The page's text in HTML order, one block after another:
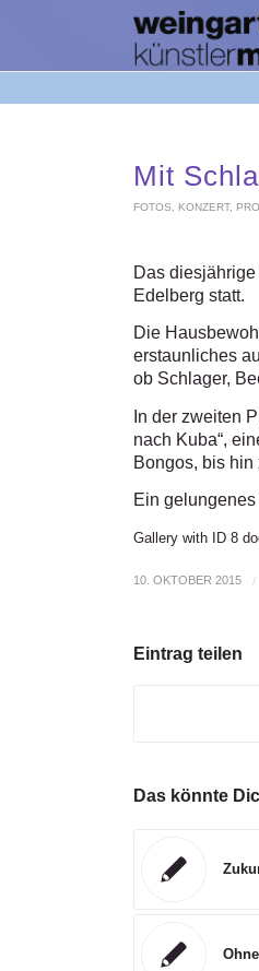
Mit
FOTOS KONZERT,
Das
Edelberg statt.
Die
erstaunliches
ob Schlager,
In der zweiten
nach Kuba“,
Bongos, bis
Ein
Gallery with ID 8
10. OKTOBER 2015 /
Eintrag teilen
Das könnte